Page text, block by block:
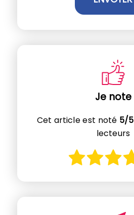
Je note
Cet article est noté 5/5
lecteurs